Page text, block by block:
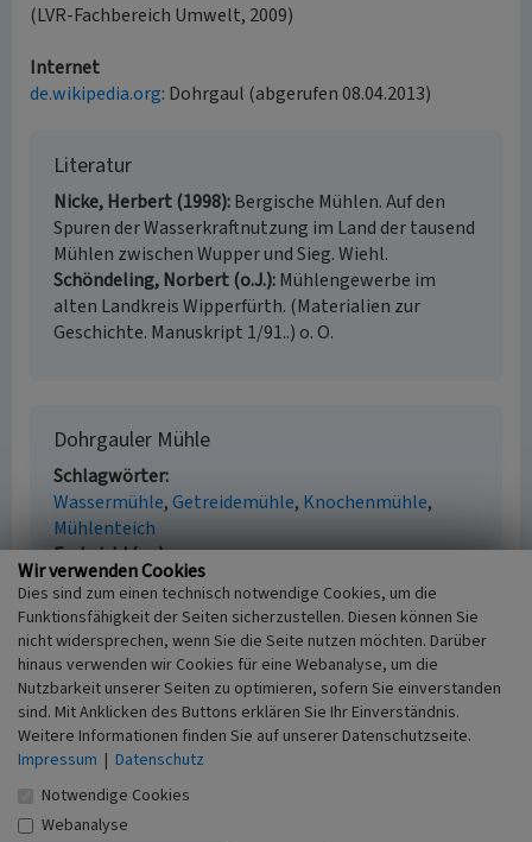
(LVR-Fachbereich Umwelt, 2009)
Internet
de.wikipedia.org: Dohrgaul (abgerufen 08.04.2013)
Literatur
Nicke, Herbert (1998) Bergische Mühlen. Auf den
Spuren der Wasserkraftnutzung im Land der tausend
Mühlen zwischen Wupper und Sieg. Wiehl.
Schöndeling, Norbert (o.J.) Mühlengewerbe im
alten Landkreis Wipperfürth. (Materialien zur
Geschichte. Manuskript 1/91..) o. O.
Dohrgauler Mühle
Schlagwörter
Wassermühle Getreidemühle Knochenmühle
Mühlenteich
Fachsicht(en)
Kulturlandschaftspflege
Erfassungsmaßstab
i.d.R. 1:5.000 (größer als 1:20.000)
Erfassungsmethode
Auswertung historischer Karten,
Literaturauswertung
Historischer Zeitraum
Beginn 1825
Wir verwenden Cookies
Dies sind zum einen technisch notwendige Cookies, um die
Funktionsfähigkeit der Seiten sicherzustellen. Diesen können Sie
nicht widersprechen, wenn Sie die Seite nutzen möchten. Darüber
hinaus verwenden wir Cookies für eine Webanalyse, um die
Nutzbarkeit unserer Seiten zu optimieren, sofern Sie einverstanden
sind. Mit Anklicken des Buttons erklären Sie Ihr Einverständnis.
Weitere Informationen finden Sie auf unserer Datenschutzseite.
Impressum | Datenschutz
Notwendige Cookies
Webanalyse